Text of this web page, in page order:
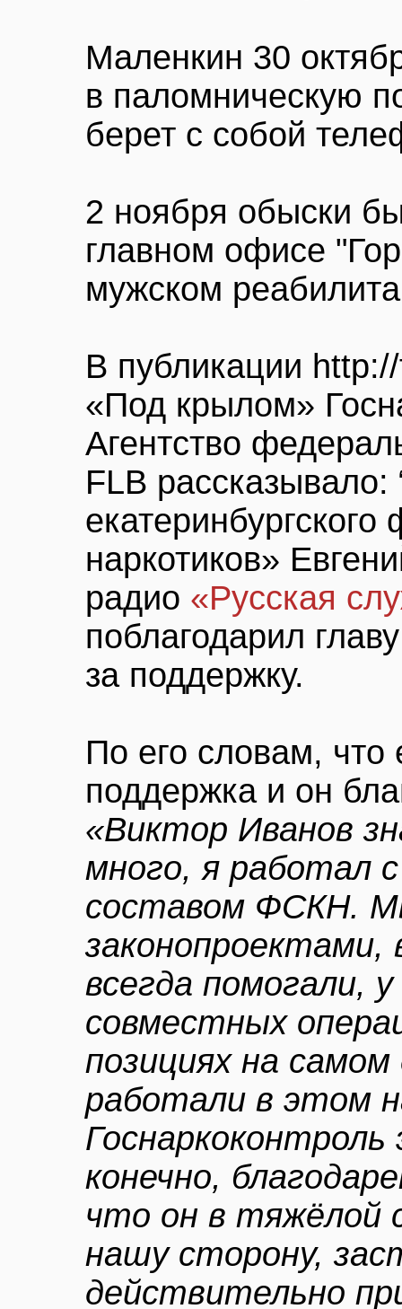
Маленкин 30
в паломническую
берет с собой
2 ноября обыски
главном офисе
мужском
В публикации
«Под крылом»
Агентство
FLB рассказывало:
наркотиков»
радио «Русская
поблагодарил
за поддержку.
По его словам, что
поддержка и он
«Виктор Иванов
много, я работал
составом ФСКН.
всегда помогали,
совместных
позициях на
работали в этом
конечно,
что он в тяжёлой
нашу сторону,
действительно